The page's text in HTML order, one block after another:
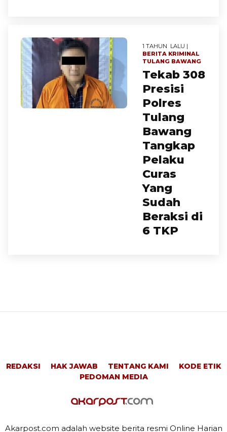
1 TAHUN LALU |
BERITA KRIMINAL
TULANG BAWANG
Tekab 308
Presisi
Polres
Tulang
Bawang
Tangkap
Pelaku
Curas
Yang
Sudah
Beraksi di
6 TKP
REDAKSI HAK JAWAB TENTANG KAMI
KODE ETIK
PEDOMAN MEDIA
Akarpost.com adalah website berita resmi Online Harian